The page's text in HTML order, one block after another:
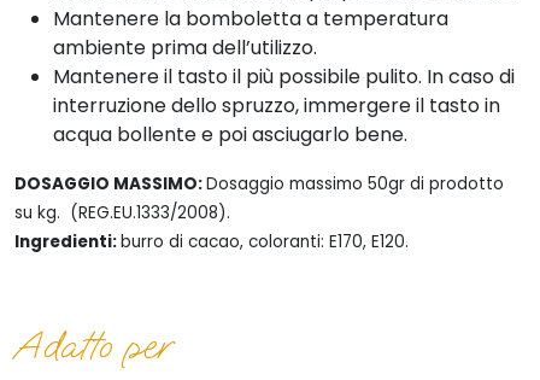
Mantenere la bomboletta a temperatura
ambiente prima dell’utilizzo.
Mantenere il tasto il più possibile pulito. In caso di
interruzione dello spruzzo, immergere il tasto in
acqua bollente e poi asciugarlo bene.
DOSAGGIO MASSIMO:Dosaggio massimo 50gr di prodotto
su kg. (REG.EU.1333/2008).
Ingredienti:burro di cacao, coloranti: E170, E120.
Adatto per